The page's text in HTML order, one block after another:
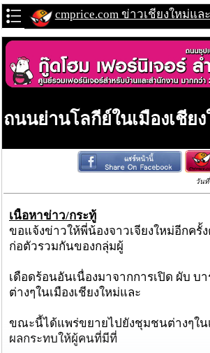
cmprice.com ข่าวเชียงใหม่แล
ถนนย่านโลกีย์ในเมืองเชีย
วันที่
เนื้อหาข่าว/กระทู้
ขอแจ้งข่าวให้พี่น้องจาวเจียงใหม่อีกครั้ง
ก่อตัวรวมกันของกลุ่มผู้
เดือดร้อนอันเนื่องมาจากการเปิด ผับ บ
ต่างๆในเมืองเชียงใหม่และ
ขณะนี้ได้แพร่ขยายไปยังชุมชนต่างๆใน
ผลกระทบให้ผู้คนที่มีที่